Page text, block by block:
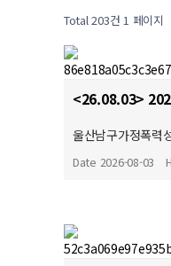
Total 203건 1 페이지
울산남구가정폭력
Date 2026-08-03